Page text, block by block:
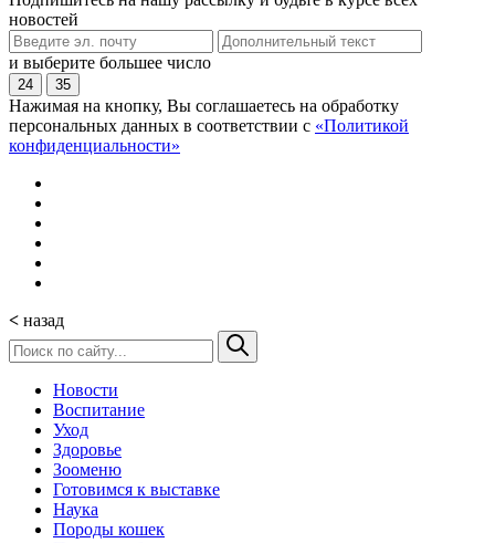
новостей
и выберите большее число
24 35
Нажимая на кнопку, Вы соглашаетесь на обработку
персональных данных в соответствии с «Политикой
конфиденциальности»
< назад
Новости
Воспитание
Уход
Здоровье
Зооменю
Готовимся к выставке
Наука
Породы кошек